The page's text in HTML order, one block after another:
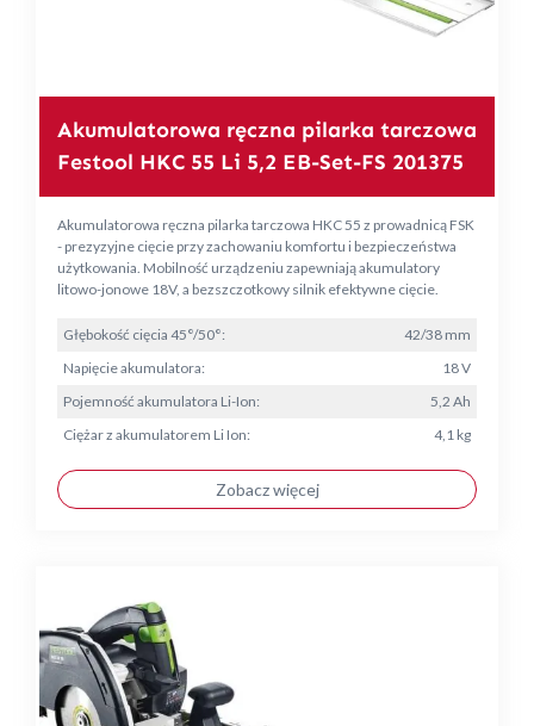
Akumulatorowa ręczna pilarka tarczowa
Festool HKC 55 Li 5,2 EB-Set-FS 201375
Akumulatorowa ręczna pilarka tarczowa HKC 55 z prowadnicą FSK
- prezyzyjne cięcie przy zachowaniu komfortu i bezpieczeństwa
użytkowania. Mobilność urządzeniu zapewniają akumulatory
litowo-jonowe 18V, a bezszczotkowy silnik efektywne cięcie.
Głębokość cięcia 45°/50°:
42/38 mm
Napięcie akumulatora:
18 V
Pojemność akumulatora Li-Ion:
5,2 Ah
Ciężar z akumulatorem Li Ion:
4,1 kg
Zobacz więcej